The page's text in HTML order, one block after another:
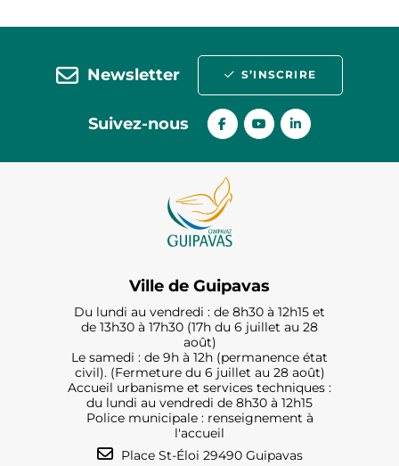
Newsletter S’INSCRIRE
Suivez-nous
Ville de Guipavas
Du lundi au vendredi : de 8h30 à 12h15 et
de 13h30 à 17h30 (17h du 6 juillet au 28
août)
Le samedi : de 9h à 12h (permanence état
civil). (Fermeture du 6 juillet au 28 août)
Accueil urbanisme et services techniques :
du lundi au vendredi de 8h30 à 12h15
Police municipale : renseignement à
l'accueil
Place St-Éloi 29490 Guipavas